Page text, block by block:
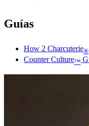
Guías
How 2 Charcuterie®
Counter Culture™